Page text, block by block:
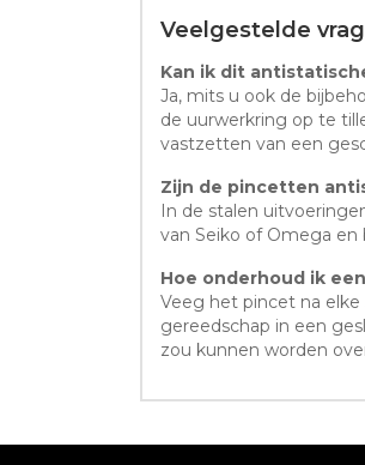
Veelgestelde
Kan ik dit
Ja, mits u ook de
de uurwerkring op te
vastzetten van een
Zijn de pincetten
In de stalen
van Seiko of Omega
Hoe onderhoud ik
Veeg het pincet na
gereedschap in een
zou kunnen worden